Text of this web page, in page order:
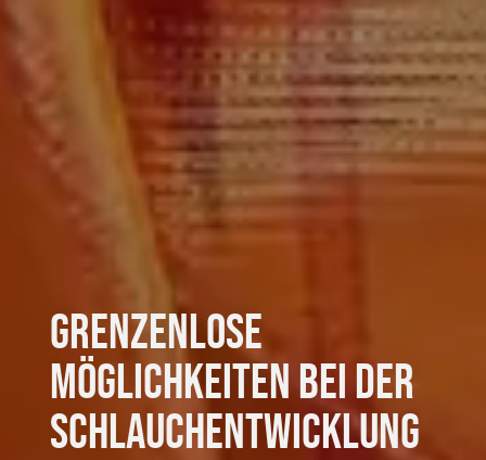
Grenzenlose
Möglichkeiten bei der
Schlauchentwicklung